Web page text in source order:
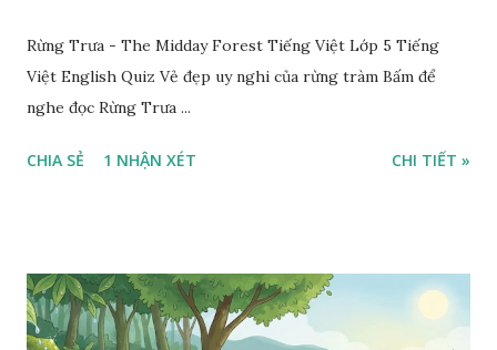
Rừng Trưa - The Midday Forest Tiếng Việt Lớp 5 Tiếng
Việt English Quiz Vẻ đẹp uy nghi của rừng tràm Bấm để
nghe đọc Rừng Trưa ...
CHIA SẺ 1 NHẬN XÉT CHI TIẾT »